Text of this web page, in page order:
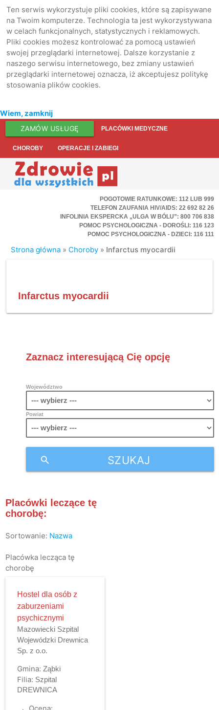
Ten serwis wykorzystuje pliki cookies, które są zapisywane
na Twoim komputerze. Technologia ta jest wykorzystywana
w celach funkcjonalnych, statystycznych i reklamowych.
Pliki cookies możesz kontrolować za pomocą ustawień
swojej przeglądarki internetowej. Dalsze korzystanie z
naszego serwisu internetowego, bez zmiany ustawień
przeglądarki internetowej oznacza, iż akceptujesz politykę
stosowania plików cookies.
Wiem, zamknij
ZAMÓW USŁUGĘ PLACÓWKI MEDYCZNE
CHOROBY OPERACJE I ZABIEGI
POGOTOWIE RATUNKOWE: 112 LUB 999
TELEFON ZAUFANIA HIV/AIDS: 22 692 82 26
INFOLINIA EKSPERCKA „ULGA W BÓLU”: 800 706 838
POMOC PSYCHOLOGICZNA - DOROŚLI: 116 123
POMOC PSYCHOLOGICZNA - DZIECI: 116 111
Strona główna » Choroby » Infarctus myocardii
Infarctus myocardii
Zaznacz interesującą Cię opcję
Województwo
Powiat
SZUKAJ
search
Placówki leczące tę
chorobę:
Sortowanie: Nazwa
Placówka lecząca tę
chorobę
Hostel dla osób z
zaburzeniami
psychicznymi
Mazowiecki Szpital
Wojewódzki Drewnica
Sp. z o.o.
Gmina: Ząbki
Filia: Szpital
DREWNICA
Ocena: